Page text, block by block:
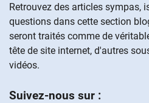
Retrouvez des articles sympas,
questions dans cette section
seront traités comme de
tête de site internet, d'autres
vidéos.
Suivez-nous sur :